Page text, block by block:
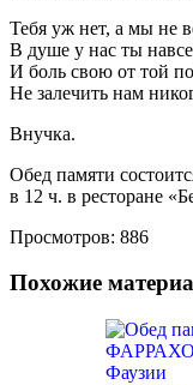
Тебя уж нет, а мы не
В душе у нас ты
И боль свою от той
Не залечить нам
Внучка.
Обед памяти
в 12 ч. в ресторане
Просмотров: 886
Похожие